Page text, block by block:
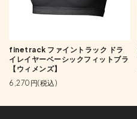
finetrack ファイントラック ドラ
イレイヤーベーシックフィットブラ
【ウィメンズ】
6,270円(税込)